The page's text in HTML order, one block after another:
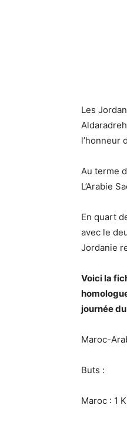
Les
l’honneur
Au terme
L’Arabie
En quart
avec le
Jordanie
Voici la
journée
Maroc-
Buts :
Maroc : 1